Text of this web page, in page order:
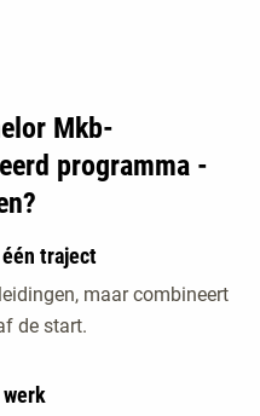
Mkb-
programma -
traject
maar combineert
de start.